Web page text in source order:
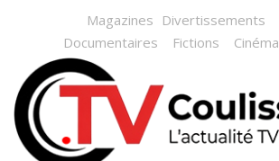
Magazines Divertissements
Documentaires
Fictions Cinéma